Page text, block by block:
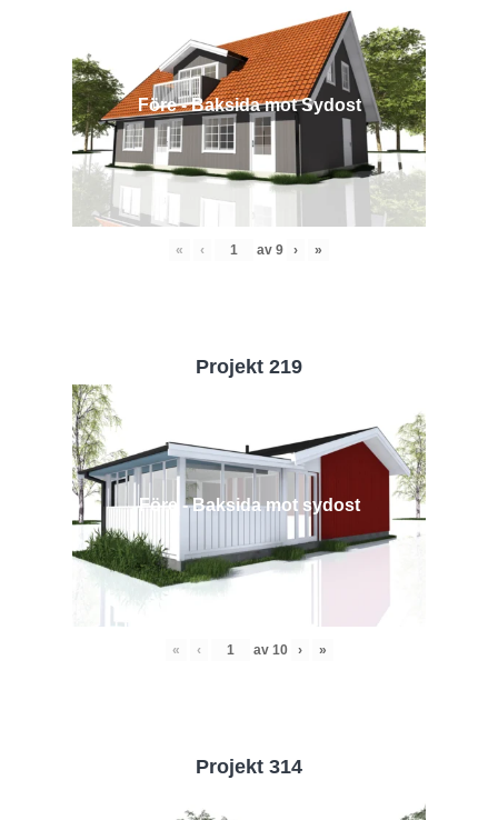
Före - Baksida mot Sydost
« ‹ av 9 › »
Projekt 219
Före - Baksida mot sydost
« ‹ av 10 › »
Projekt 314